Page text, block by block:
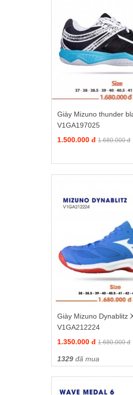
Giày Mizuno thunder
V1GA197025
1.500.000 đ 1.680.000 đ
Giày Mizuno Dynablitz
V1GA212224
1.350.000 đ 1.680.000 đ
1329 đã mua